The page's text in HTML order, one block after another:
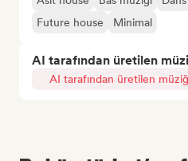
Future house
Minimal
AI tarafından üretilen
AI tarafından üretilen